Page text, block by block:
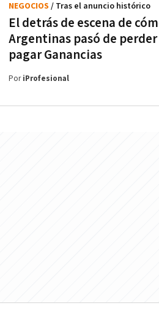
El detrás de escena de
Argentinas pasó de
pagar Ganancias
NEGOCIOS / Tras el anuncio histórico
PoriProfesional